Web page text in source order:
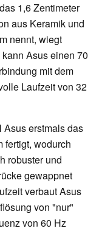
1,6 Zentimeter
aus Keramik und
nennt, wiegt
Asus einen 70
mit dem
Laufzeit von 32
erstmals das
fertigt, wodurch
robuster und
gewappnet
verbaut Asus
von "nur"
von 60 Hz